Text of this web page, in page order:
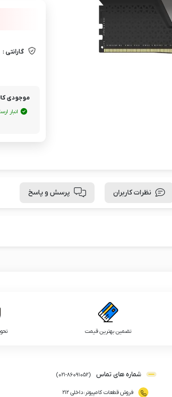
گارانتی :
موجودی
انبار
نظرات کاربران پرسش و پاسخ
تضمین بهترین قیمت
شماره های تماس (
021-86091052
)
فروش قطعات کامپیوتر :داخلی ۲۱۲